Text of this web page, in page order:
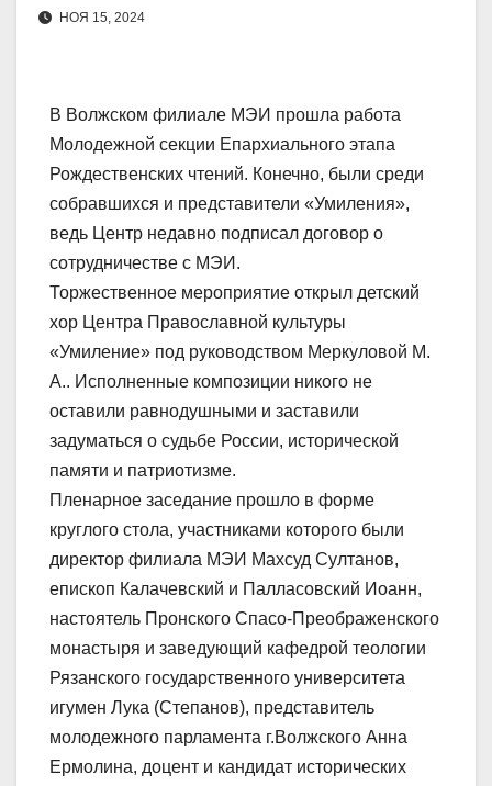
НОЯ 15, 2024
В Волжском филиале МЭИ прошла работа
Молодежной секции Епархиального этапа
Рождественских чтений. Конечно, были среди
собравшихся и представители «Умиления»,
ведь Центр недавно подписал договор о
сотрудничестве с МЭИ.
Торжественное мероприятие открыл детский
хор Центра Православной культуры
«Умиление» под руководством Меркуловой М.
А.. Исполненные композиции никого не
оставили равнодушными и заставили
задуматься о судьбе России, исторической
памяти и патриотизме.
Пленарное заседание прошло в форме
круглого стола, участниками которого были
директор филиала МЭИ Махсуд Султанов,
епископ Калачевский и Палласовский Иоанн,
настоятель Пронского Спасо-Преображенского
монастыря и заведующий кафедрой теологии
Рязанского государственного университета
игумен Лука (Степанов), представитель
молодежного парламента г.Волжского Анна
Ермолина, доцент и кандидат исторических